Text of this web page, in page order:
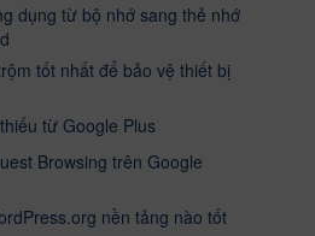
dụng từ bộ nhớ sang thẻ nhớ
tốt nhất để bảo vệ thiết bị
từ Google Plus
Browsing trên Google
nền tảng nào tốt